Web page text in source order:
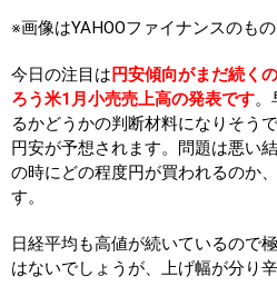
※画像はYAHOOファイナンスのも
今日の注目は 円安傾向がまだ続く
ろう米1月小売売上高の発表です。
るかどうかの判断材料になりそう
円安が予想されます。問題は悪い
の時にどの程度円が買われるのか
す。
日経平均も高値が続いているので
はないでしょうが、上げ幅が分り